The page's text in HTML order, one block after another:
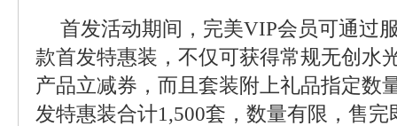
首发活动期间，完美VIP会员可通过
款首发特惠装，不仅可获得常规无创水
产品立减券，而且套装附上礼品指定数
发特惠装合计1,500套，数量有限，售完